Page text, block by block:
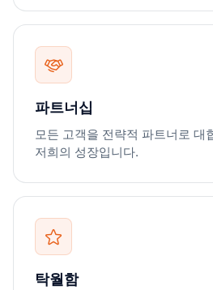
파트너십
모든 고객을 전략적 파트너로 대
저희의 성장입니다.
탁월함